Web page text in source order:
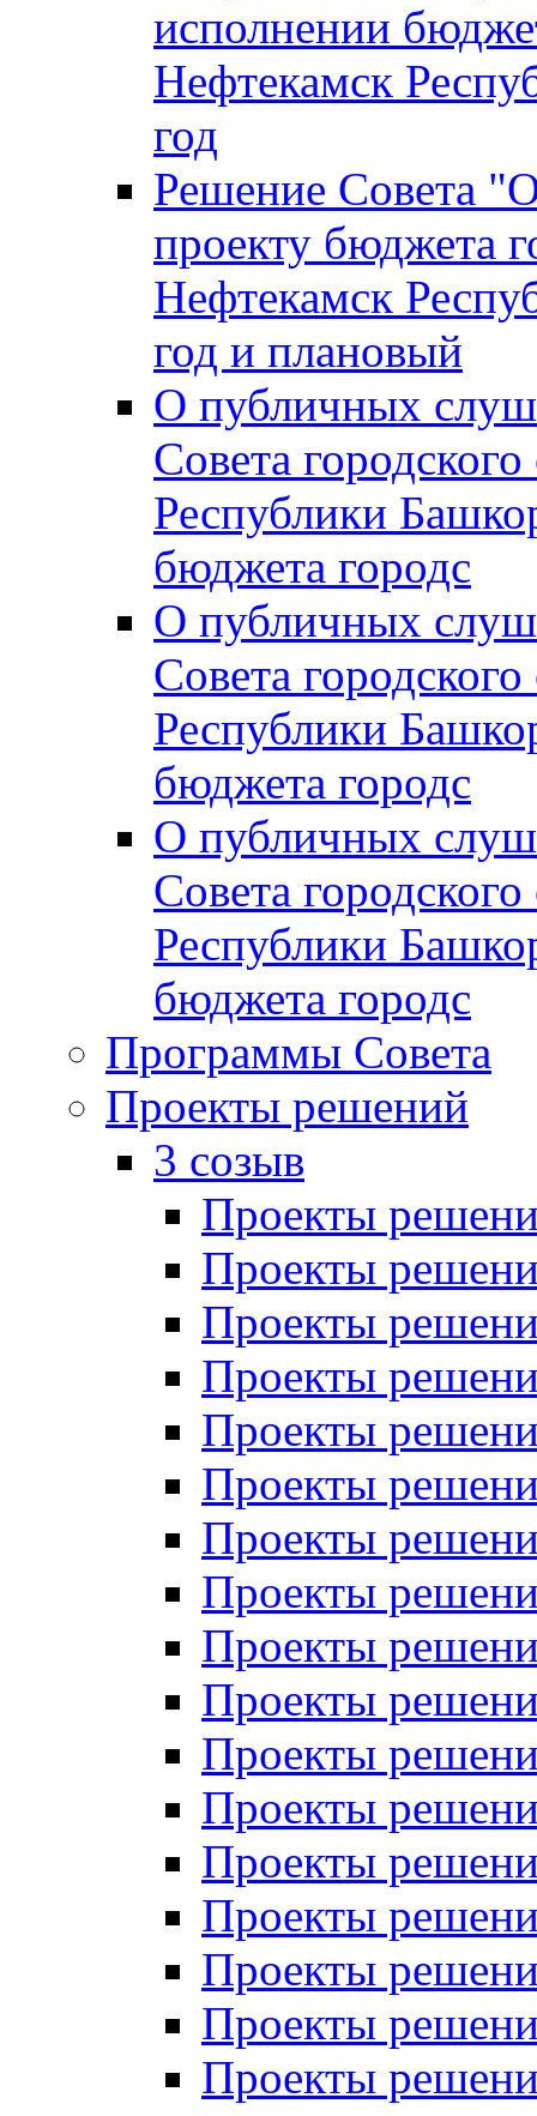
исполнении
Нефтекамск
год
Решение Совета
проекту бюджета
Нефтекамск
год и плановый
О публичных
Совета
Республики
бюджета городс
О публичных
Совета
Республики
бюджета городс
О публичных
Совета
Республики
бюджета городс
Программы Совета
Проекты решений
3 созыв
Проекты
Проекты
Проекты
Проекты
Проекты
Проекты
Проекты
Проекты
Проекты
Проекты
Проекты
Проекты
Проекты
Проекты
Проекты
Проекты
Проекты